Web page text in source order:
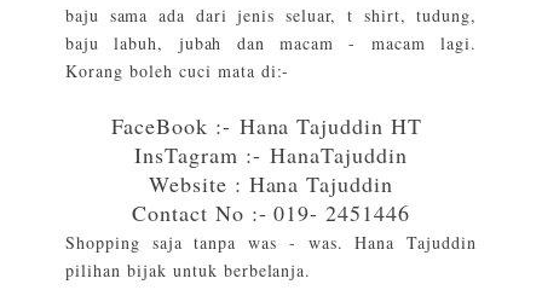
baju sama ada dari jenis seluar, t shirt, tudung,
baju labuh, jubah dan macam - macam lagi.
Korang boleh cuci mata di:-
FaceBook :- Hana Tajuddin HT
InsTagram :- HanaTajuddin
Website : Hana Tajuddin
Contact No :- 019- 2451446
Shopping saja tanpa was - was. Hana Tajuddin
pilihan bijak untuk berbelanja.